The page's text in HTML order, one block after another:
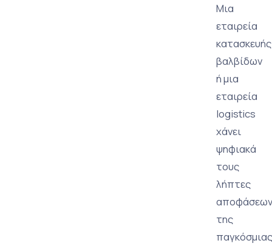
Μια
εταιρεία
κατασκευής
βαλβίδων
ή μια
εταιρεία
logistics
χάνει
ψηφιακά
τους
λήπτες
αποφάσεων
της
παγκόσμιας